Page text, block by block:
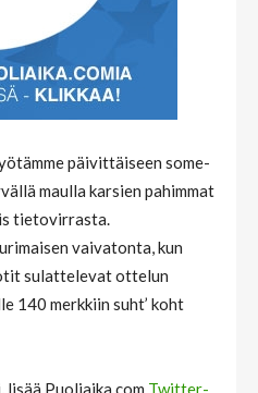
päivittäiseen some-
maulla karsien pahimmat
tietovirrasta.
vaivatonta, kun
sulattelevat ottelun
140 merkkiin suht’ koht
Puoliaika.com Twitter-